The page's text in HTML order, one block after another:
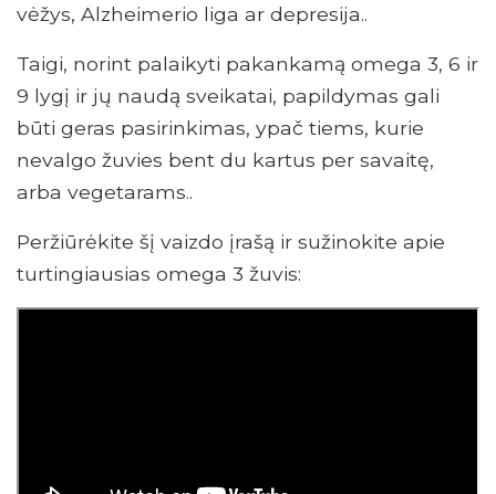
vėžys, Alzheimerio liga ar depresija..
Taigi, norint palaikyti pakankamą omega 3, 6 ir
9 lygį ir jų naudą sveikatai, papildymas gali
būti geras pasirinkimas, ypač tiems, kurie
nevalgo žuvies bent du kartus per savaitę,
arba vegetarams..
Peržiūrėkite šį vaizdo įrašą ir sužinokite apie
turtingiausias omega 3 žuvis: